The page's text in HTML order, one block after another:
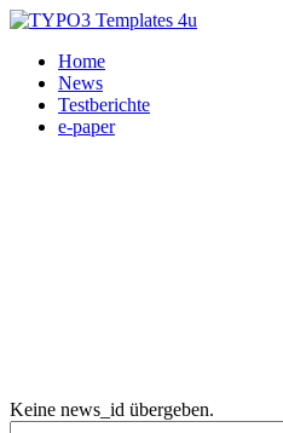
Home
News
Testberichte
e-paper
Keine news_id übergeben.